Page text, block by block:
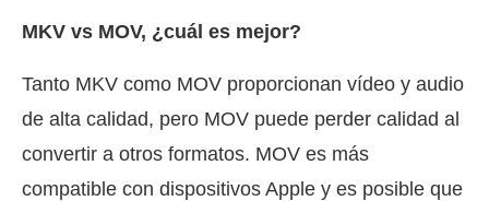
MKV vs MOV, ¿cuál es mejor?
Tanto MKV como MOV proporcionan vídeo y audio
de alta calidad, pero MOV puede perder calidad al
convertir a otros formatos. MOV es más
compatible con dispositivos Apple y es posible que